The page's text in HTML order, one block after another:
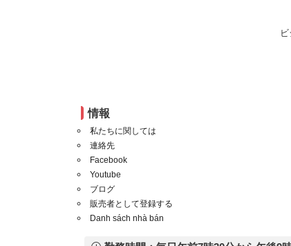
情報
私たちに関しては
連絡先
Facebook
Youtube
ブログ
販売者として登録する
Danh sách nhà bán